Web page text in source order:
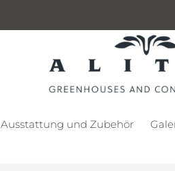
Ausstattung und Zubehör